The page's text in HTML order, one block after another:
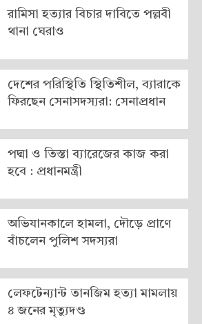
রামিসা হত্যার বিচার দাবিতে পল্লবী
থানা ঘেরাও
দেশের পরিস্থিতি স্থিতিশীল, ব্যারাকে
ফিরছেন সেনাসদস্যরা: সেনাপ্রধান
পদ্মা ও তিস্তা ব্যারেজের কাজ করা
হবে : প্রধানমন্ত্রী
অভিযানকালে হামলা, দৌড়ে প্রাণে
বাঁচলেন পুলিশ সদস্যরা
লেফটেন্যান্ট তানজিম হত্যা মামলায়
৪ জনের মৃত্যুদণ্ড